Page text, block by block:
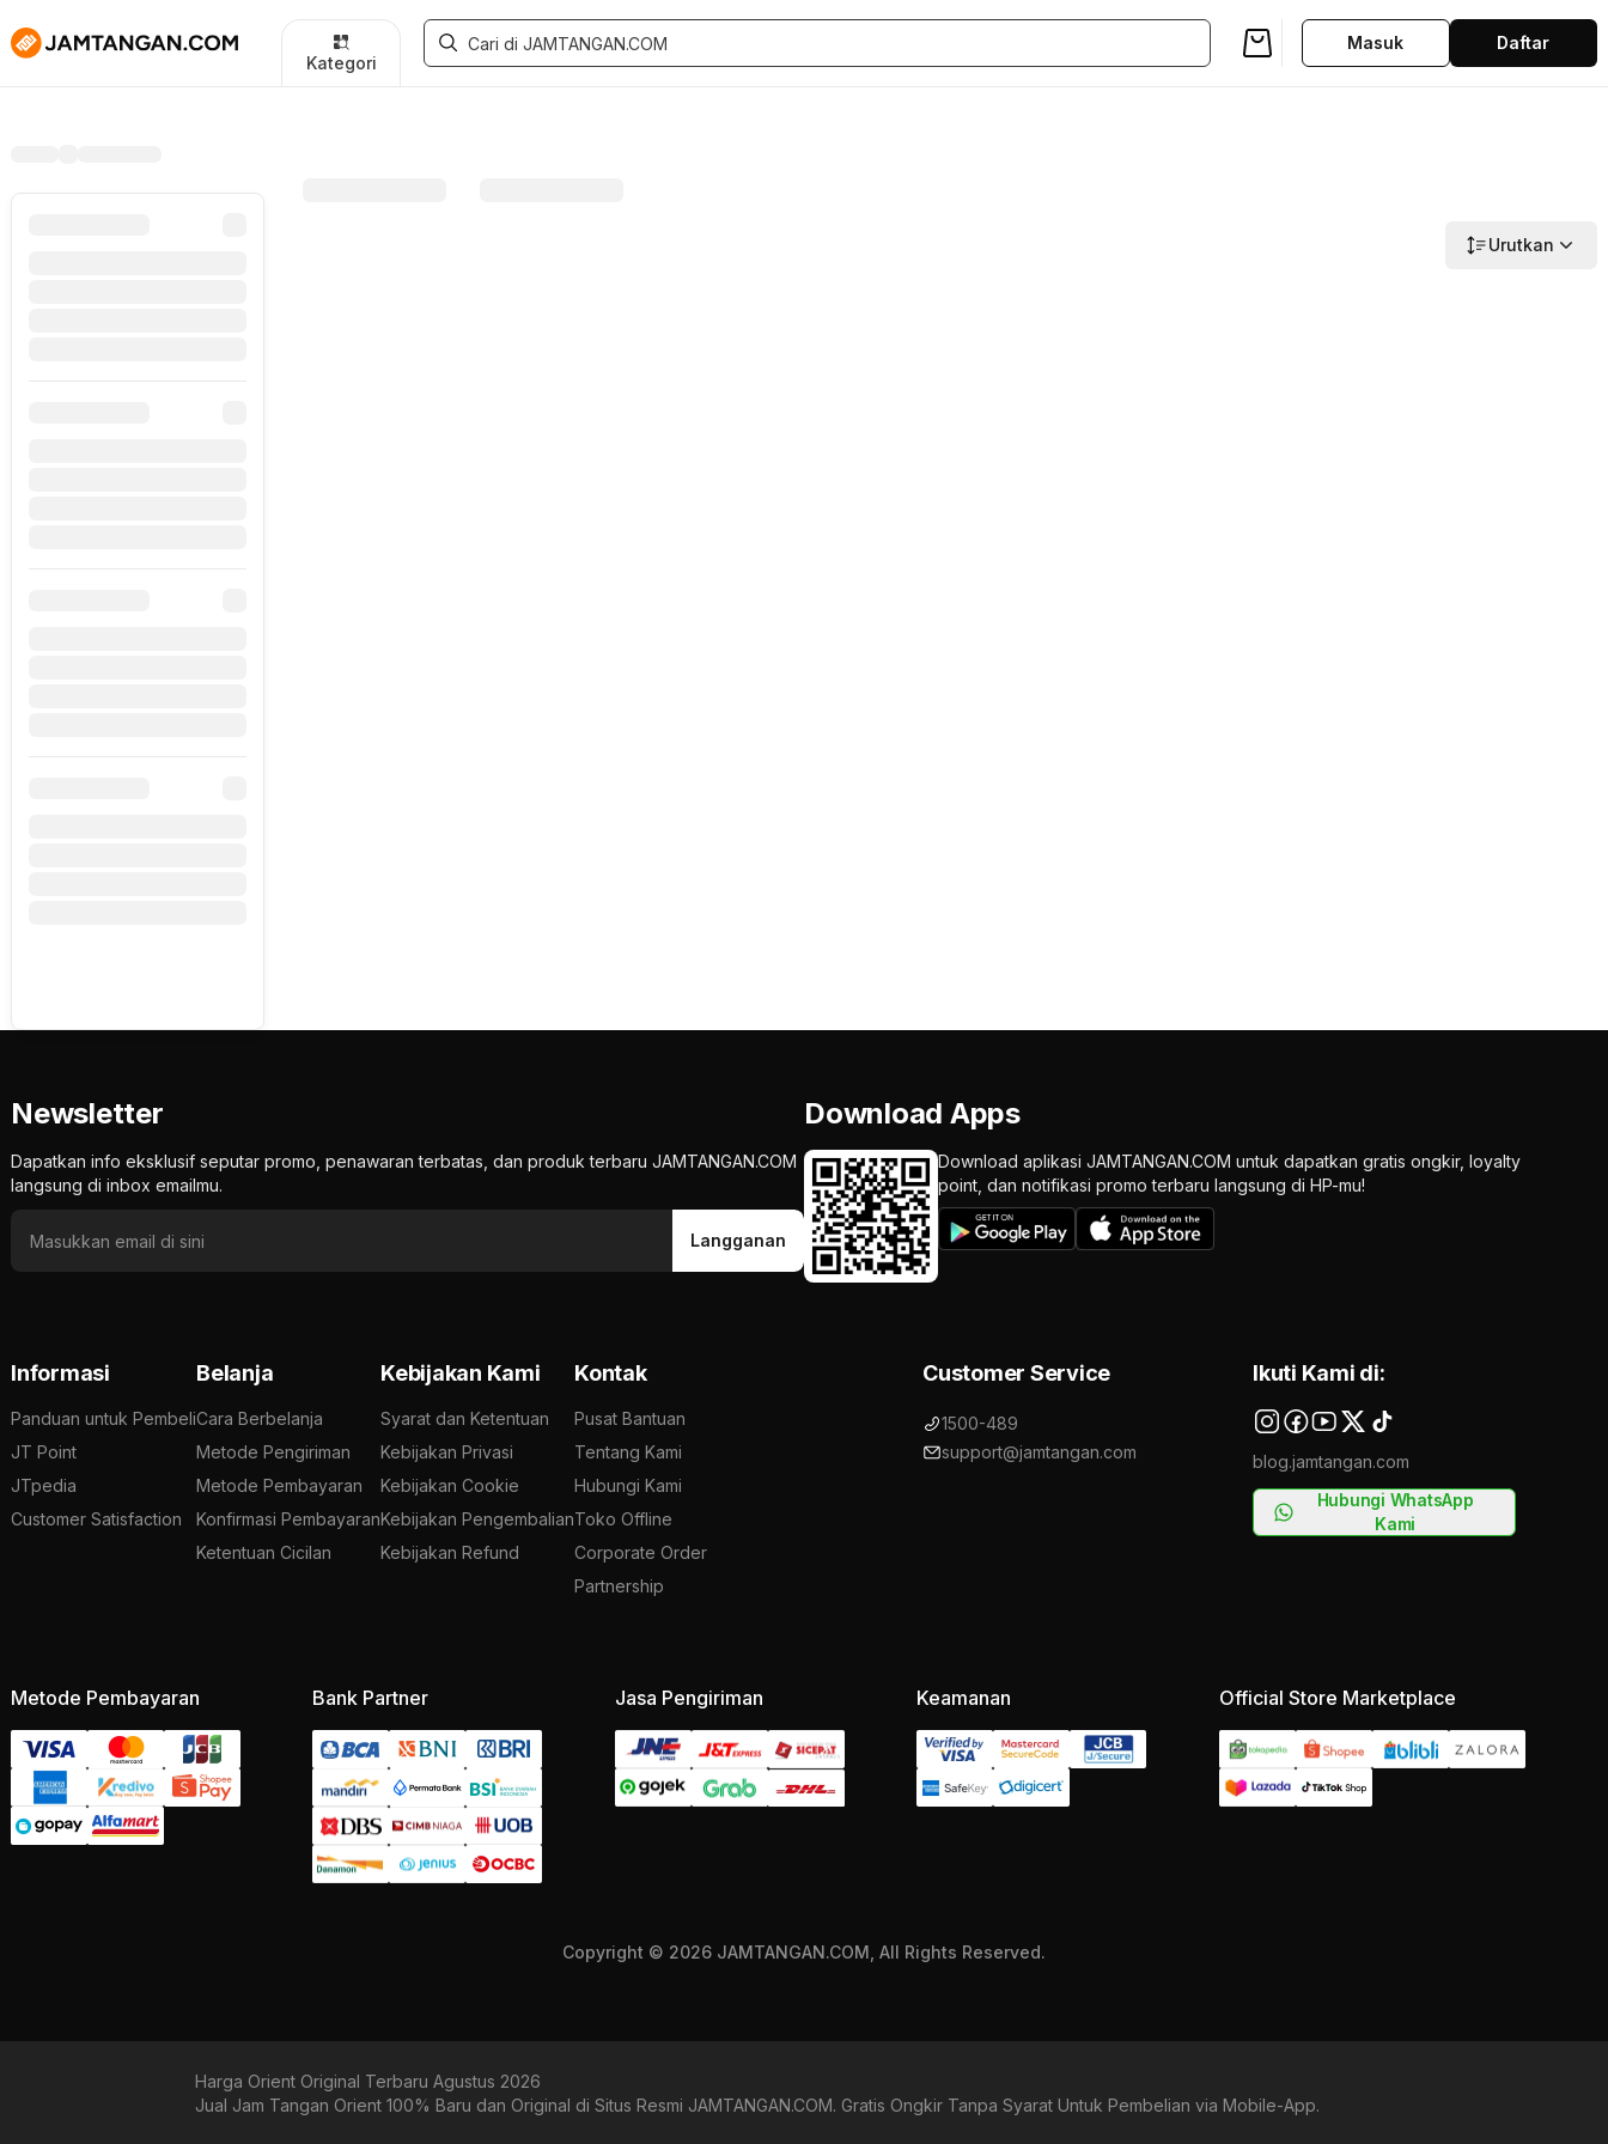
Newsletter
Dapatkan info eksklusif seputar promo, penawaran terbatas, dan produk terbaru JAMTANGAN.COM
langsung di inbox emailmu.
Langganan
Download Apps
Download aplikasi JAMTANGAN.COM untuk dapatkan gratis ongkir, loyalty
point, dan notifikasi promo terbaru langsung di HP-mu!
Informasi
Panduan untuk Pembeli
JT Point
JTpedia
Customer Satisfaction
Belanja
Cara Berbelanja
Metode Pengiriman
Metode Pembayaran
Konfirmasi Pembayaran
Ketentuan Cicilan
Kebijakan Kami
Syarat dan Ketentuan
Kebijakan Privasi
Kebijakan Cookie
Kebijakan Pengembalian
Kebijakan Refund
Kontak
Pusat Bantuan
Tentang Kami
Hubungi Kami
Toko Offline
Corporate Order
Partnership
Customer Service
1500-489
support@jamtangan.com
Ikuti Kami di:
blog.jamtangan.com
Hubungi WhatsApp
Kami
Metode Pembayaran Bank Partner Jasa Pengiriman Keamanan Official Store Marketplace
Copyright © 2026 JAMTANGAN.COM, All Rights Reserved.
Harga Orient Original Terbaru Agustus 2026
Jual Jam Tangan Orient 100% Baru dan Original di Situs Resmi JAMTANGAN.COM. Gratis Ongkir Tanpa Syarat Untuk Pembelian via Mobile-App.
Kategori
Masuk Daftar
Urutkan